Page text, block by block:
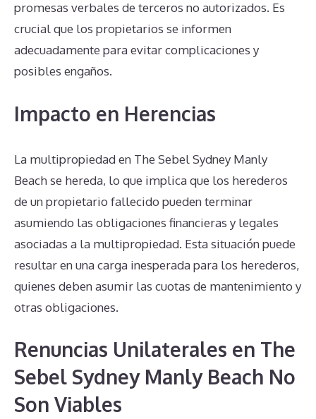
promesas verbales de terceros no autorizados. Es
crucial que los propietarios se informen
adecuadamente para evitar complicaciones y
posibles engaños.
Impacto en Herencias
La multipropiedad en The Sebel Sydney Manly
Beach se hereda, lo que implica que los herederos
de un propietario fallecido pueden terminar
asumiendo las obligaciones financieras y legales
asociadas a la multipropiedad. Esta situación puede
resultar en una carga inesperada para los herederos,
quienes deben asumir las cuotas de mantenimiento y
otras obligaciones.
Renuncias Unilaterales en The
Sebel Sydney Manly Beach No
Son Viables